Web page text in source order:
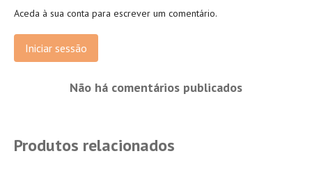
Aceda à sua conta para escrever um comentário.
Iniciar sessão
Não há comentários publicados
Produtos relacionados